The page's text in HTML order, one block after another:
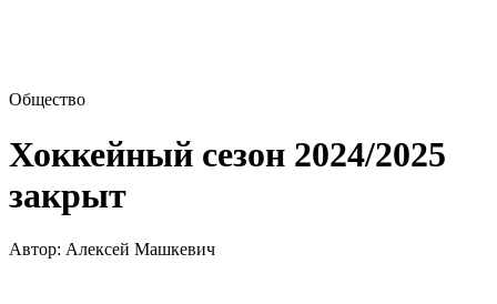
Общество
Хоккейный сезон 2024/2025
закрыт
Автор: Алексей Машкевич